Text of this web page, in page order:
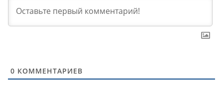
0 КОММЕНТАРИЕВ